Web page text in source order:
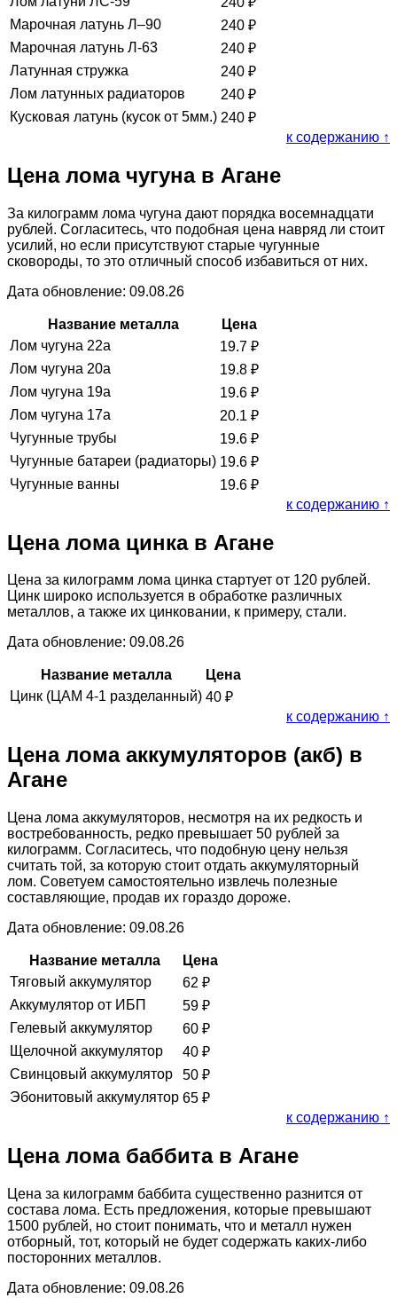
Марочная латунь Л–90
240 ₽
Марочная латунь Л-63
240 ₽
Латунная стружка
240 ₽
Лом латунных радиаторов
240 ₽
Кусковая латунь (кусок от 5мм.) 240 ₽
к содержанию ↑
Цена лома чугуна в Агане
За килограмм лома чугуна дают порядка восемнадцати
рублей. Согласитесь, что подобная цена навряд ли стоит
усилий, но если присутствуют старые чугунные
сковороды, то это отличный способ избавиться от них.
Дата обновление: 09.08.26
Название металла
Цена
Лом чугуна 22а
19.7 ₽
Лом чугуна 20а
19.8 ₽
Лом чугуна 19а
19.6 ₽
Лом чугуна 17а
20.1 ₽
Чугунные трубы
19.6 ₽
Чугунные батареи (радиаторы) 19.6 ₽
Чугунные ванны
19.6 ₽
к содержанию ↑
Цена лома цинка в Агане
Цена за килограмм лома цинка стартует от 120 рублей.
Цинк широко используется в обработке различных
металлов, а также их цинковании, к примеру, стали.
Дата обновление: 09.08.26
Название металла
Цена
Цинк (ЦАМ 4-1 разделанный) 40 ₽
к содержанию ↑
Цена лома аккумуляторов (акб) в
Агане
Цена лома аккумуляторов, несмотря на их редкость и
востребованность, редко превышает 50 рублей за
килограмм. Согласитесь, что подобную цену нельзя
считать той, за которую стоит отдать аккумуляторный
лом. Советуем самостоятельно извлечь полезные
составляющие, продав их гораздо дороже.
Дата обновление: 09.08.26
Название металла
Цена
Тяговый аккумулятор
62 ₽
Аккумулятор от ИБП
59 ₽
Гелевый аккумулятор
60 ₽
Щелочной аккумулятор
40 ₽
Свинцовый аккумулятор
50 ₽
Эбонитовый аккумулятор 65 ₽
к содержанию ↑
Цена лома баббита в Агане
Цена за килограмм баббита существенно разнится от
состава лома. Есть предложения, которые превышают
1500 рублей, но стоит понимать, что и металл нужен
отборный, тот, который не будет содержать каких-либо
посторонних металлов.
Дата обновление: 09.08.26